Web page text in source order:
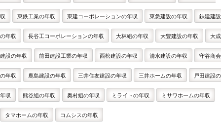
収 東鉄工業の年収 東建コーポレーションの年収 東急建設の年収 鉄建建設
の年収 長谷工コーポレーションの年収 大林組の年収 大豊建設の年収 大成
建設の年収 前田建設工業の年収 西松建設の年収 清水建設の年収 守谷商会
の年収 鹿島建設の年収 三井住友建設の年収 三井ホームの年収 戸田建設の
年収 熊谷組の年収 奥村組の年収 ミライトの年収 ミサワホームの年収
タマホームの年収 コムシスの年収